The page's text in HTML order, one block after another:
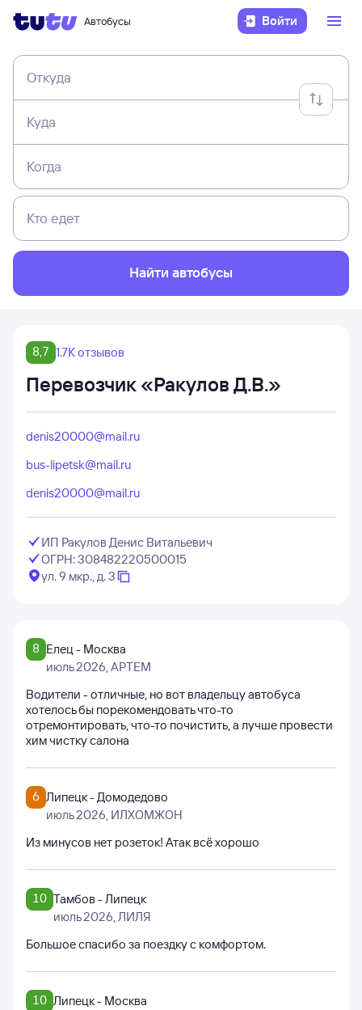
Автобусы Войти
Откуда
Куда
Когда
Кто едет
Найти автобусы
8,7 1.7K отзывов
Перевозчик «Ракулов Д.В.»
denis20000@mail.ru
bus-lipetsk@mail.ru
denis20000@mail.ru
ИП Ракулов Денис Витальевич
ОГРН: 308482220500015
ул. 9 мкр., д. 3
8 Елец - Москва
июль 2026, АРТЕМ
Водители - отличные, но вот владельцу автобуса
хотелось бы порекомендовать что-то
отремонтировать, что-то почистить, а лучше провести
хим чистку салона
6 Липецк - Домодедово
июль 2026, ИЛХОМЖОН
Из минусов нет розеток! Атак всё хорошо
10 Тамбов - Липецк
июль 2026, ЛИЛЯ
Большое спасибо за поездку с комфортом.
10 Липецк - Москва